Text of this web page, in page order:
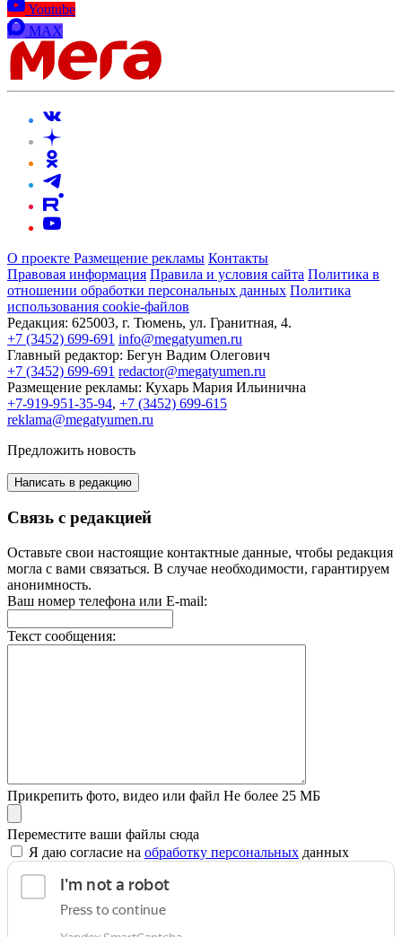
Youtube
MAX
О проекте Размещение рекламы Контакты
Правовая информация Правила и условия сайта Политика в
отношении обработки персональных данных Политика
использования cookie-файлов
Редакция: 625003, г. Тюмень, ул. Гранитная, 4.
+7 (3452) 699-691 info@megatyumen.ru
Главный редактор: Бегун Вадим Олегович
+7 (3452) 699-691 redactor@megatyumen.ru
Размещение рекламы: Кухарь Мария Ильинична
+7-919-951-35-94, +7 (3452) 699-615
reklama@megatyumen.ru
Предложить новость
Написать в редакцию
Связь с редакцией
Оставьте свои настоящие контактные данные, чтобы редакция
могла с вами связаться. В случае необходимости, гарантируем
анонимность.
Ваш номер телефона или E-mail:
Текст сообщения:
Прикрепить фото, видео или файл Не более 25 МБ
Переместите ваши файлы сюда
Я даю согласие на обработку персональных данных